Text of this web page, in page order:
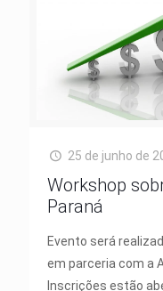
25 de junho de
Workshop
Paraná
Evento será
em parceria com a
Inscrições estão